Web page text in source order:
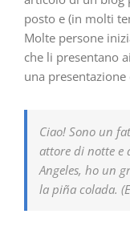
posto e (in molti
Molte persone
che li presentano
una
Ciao! Sono un
attore di notte e
Angeles, ho un
la piña colada.